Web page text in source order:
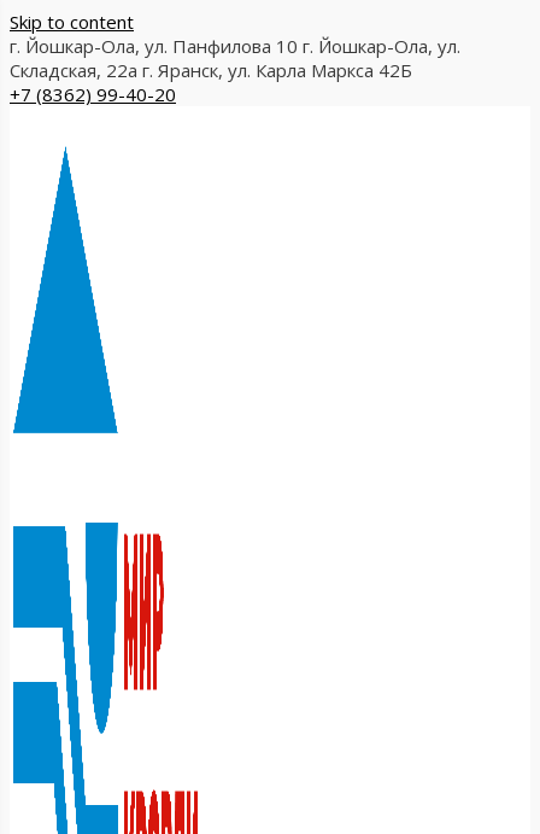
Skip to content
г. Йошкар-Ола, ул. Панфилова 10 г. Йошкар-Ола, ул.
Складская, 22а г. Яранск, ул. Карла Маркса 42Б
+7 (8362) 99-40-20